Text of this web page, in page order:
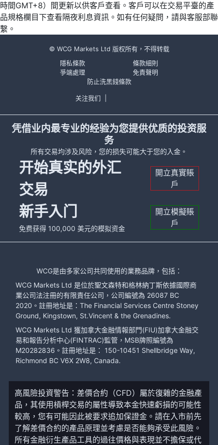
時間GMT+8）間更新以供客戶查看。客戶可以在交易平臺的產
品規格欄目下查看隔夜利息資訊。如有任何疑問，請與客服部聯
繫。
© WCG Markets Ltd 版权所有，不得转载
隱私條款
條款細則
爭端處理
免責聲明
防止洗黑錢條款
关注我们
凭借业内最专业的经验为您提供优质的投资服
务
所有交易均涉及风险，您的损失可能大于您的入金。
开始真实的外汇
交易
開立真實賬
戶
新手入门
免费获得 100,000 美元的模拟资金
開立模擬賬
戶
WCG是由多家公司共同使用的業務品牌，包括：
WCG Markets Ltd 是位於聖文森特和格林納丁斯依據國際商
業公司法注冊的有限責任公司，公司編號為 26087 BC
2020。註冊地址是：The Financial Services Centre Stoney
Ground, Kingstown, St.Vincent & the Grenadines.
WCG Markets Ltd 獲加拿大金融情報部門(FIU)加拿大金融交
易和報告分析中心(FINTRAC)監管，MSB牌照編號為
M20282836。註冊地址是： 150-10451 Shellbridge Way,
Richmond BC V6X 2W8, Canada.
高風險投資警告：差價合約（CFD）屬於復雜的金融產
品，其使用槓桿交易的屬性導致本金快速虧損的可能性
較高，您有可能因此被要求追加保證金。請在入市前先
了解差價合約的產品原理並考慮是否能夠承受此風險。
所有金融衍生產品工具的過往價格與表現並不擔保或代